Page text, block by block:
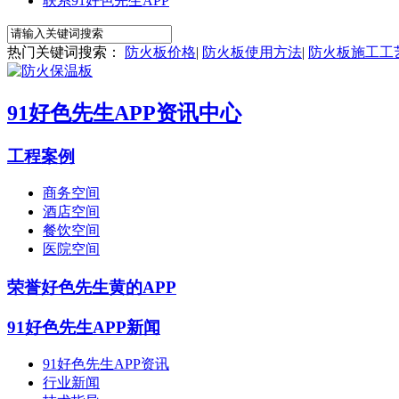
热门关键词搜索： 防火板价格| 防火板使用方法| 防火板施工工
91好色先生APP资讯中心
工程案例
商务空间
酒店空间
餐饮空间
医院空间
荣誉好色先生黄的APP
91好色先生APP新闻
91好色先生APP资讯
行业新闻